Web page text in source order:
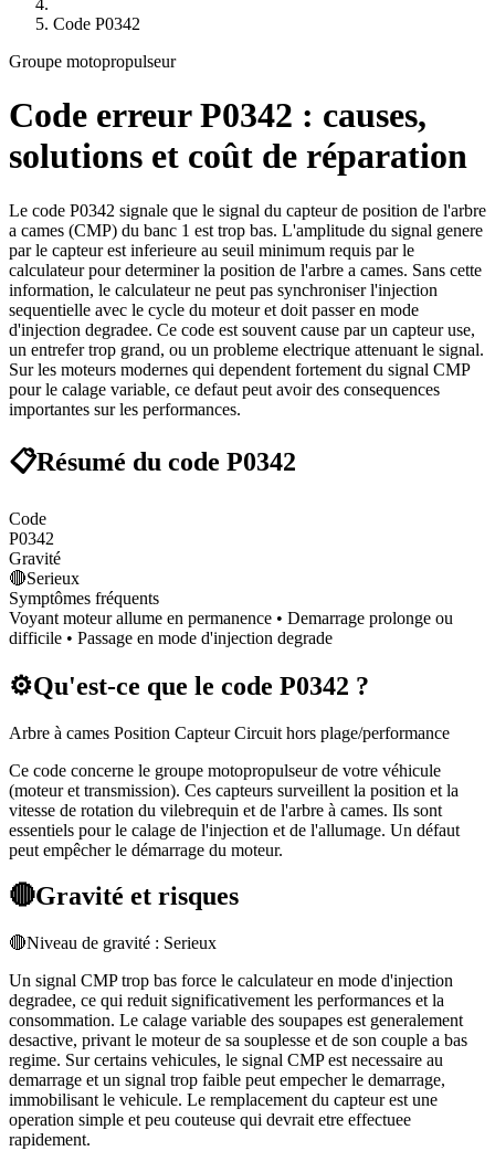
Code P0342
Groupe motopropulseur
Code erreurP0342 : causes,
solutions et coût de réparation
Le code P0342 signale que le signal du capteur de position de l'arbre
a cames (CMP) du banc 1 est trop bas. L'amplitude du signal genere
par le capteur est inferieure au seuil minimum requis par le
calculateur pour determiner la position de l'arbre a cames. Sans cette
information, le calculateur ne peut pas synchroniser l'injection
sequentielle avec le cycle du moteur et doit passer en mode
d'injection degradee. Ce code est souvent cause par un capteur use,
un entrefer trop grand, ou un probleme electrique attenuant le signal.
Sur les moteurs modernes qui dependent fortement du signal CMP
pour le calage variable, ce defaut peut avoir des consequences
importantes sur les performances.
📋Résumé du code P0342
Code
P0342
Gravité
🔴Serieux
Symptômes fréquents
Voyant moteur allume en permanence • Demarrage prolonge ou
difficile • Passage en mode d'injection degrade
⚙️Qu'est-ce que le code P0342 ?
Arbre à cames Position Capteur Circuit hors plage/performance
Ce code concerne le groupe motopropulseur de votre véhicule
(moteur et transmission). Ces capteurs surveillent la position et la
vitesse de rotation du vilebrequin et de l'arbre à cames. Ils sont
essentiels pour le calage de l'injection et de l'allumage. Un défaut
peut empêcher le démarrage du moteur.
🔴Gravité et risques
🔴Niveau de gravité : Serieux
Un signal CMP trop bas force le calculateur en mode d'injection
degradee, ce qui reduit significativement les performances et la
consommation. Le calage variable des soupapes est generalement
desactive, privant le moteur de sa souplesse et de son couple a bas
regime. Sur certains vehicules, le signal CMP est necessaire au
demarrage et un signal trop faible peut empecher le demarrage,
immobilisant le vehicule. Le remplacement du capteur est une
operation simple et peu couteuse qui devrait etre effectuee
rapidement.